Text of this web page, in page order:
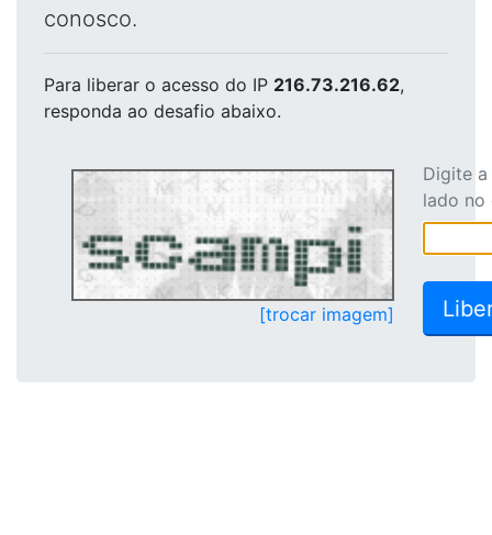
conosco.
Para liberar o acesso do IP 216.73.216.62,
responda ao desafio abaixo.
[trocar imagem]
Digite
lado no